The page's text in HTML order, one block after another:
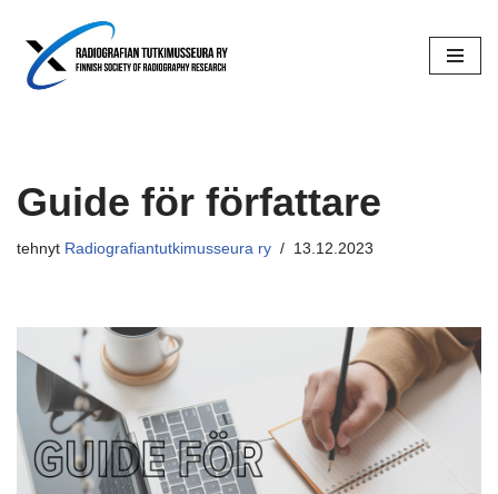
Siirry
suoraan
Guide för författare
tehnyt Radiografiantutkimusseura ry 13.12.2023